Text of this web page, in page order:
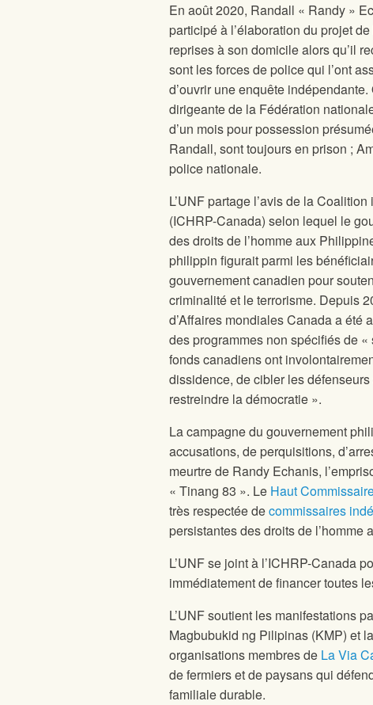
En août 2020, Randall « Randy »
participé à l’élaboration du projet
reprises à son domicile alors qu’il
sont les forces de police qui l’ont
d’ouvrir une enquête
dirigeante de la Fédération
d’un mois pour possession
Randall, sont toujours en prison ;
police nationale.
L’UNF partage l’avis de la
(ICHRP-Canada) selon lequel le
des droits de l’homme aux
philippin figurait parmi les
gouvernement canadien pour
criminalité et le terrorisme. Depuis
d’Affaires mondiales Canada a été
des programmes non spécifiés de
fonds canadiens ont
dissidence, de cibler les
restreindre la démocratie ».
La campagne du gouvernement
accusations, de perquisitions,
meurtre de Randy Echanis,
« Tinang 83 ». Le Haut
très respectée decommissaires
persistantes des droits de l’homme
L’UNF se joint à l’ICHRP-Canada
immédiatement de financer toutes
L’UNF soutient les manifestations
Magbubukid ng Pilipinas (KMP) et
organisations membres de La Via
de fermiers et de paysans qui
familiale durable.